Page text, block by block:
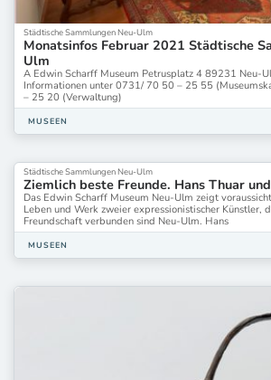
Städtische Sammlungen Neu-Ulm
Monatsinfos Februar 2021 Städtische
Ulm
A Edwin Scharff Museum Petrusplatz 4 89231 Neu-
Informationen unter 0731/ 70 50 – 25 55
– 25 20 (Verwaltung)
MUSEEN
Städtische Sammlungen Neu-Ulm
Ziemlich beste Freunde. Hans Thuar
Das Edwin Scharff Museum Neu-Ulm zeigt
Leben und Werk zweier expressionistischer Künstler,
Freundschaft verbunden sind Neu-Ulm. Hans
MUSEEN